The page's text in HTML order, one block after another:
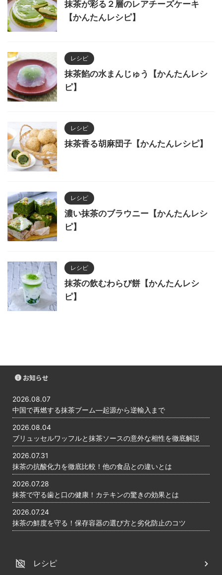
抹茶が彩る２層のレアチーズケーキ
【かんたんレシピ】
レシピ
抹茶餡の水まんじゅう【かんたんレシ
ピ】
レシピ
抹茶香る胡麻団子【かんたんレシピ】
レシピ
濃い抹茶のブラウニー【かんたんレシ
ピ】
レシピ
抹茶の飲むわらび餅【かんたんレシ
ピ】
お知らせ
2026.08.07
中国で再燃する抹茶ブーム―起源から逆輸入まで
2026.08.04
ブリュッセルワッフルと抹茶ソースの意外な相性を徹底解説
2026.07.31
抹茶の抗酸化力を徹底比較！他の食品との違いとは
2026.07.28
抹茶で守る歯と口の健康！カテキンの驚きの効果とは
2026.07.24
抹茶の鮮度を守る！保存容器の選び方と劣化防止のコツ
レシピ